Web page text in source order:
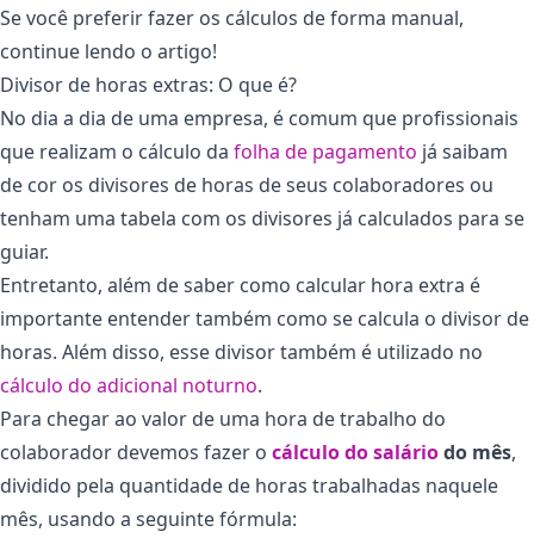
Se você preferir fazer os cálculos de forma manual,
continue lendo o artigo!
Divisor de horas extras: O que é?
No dia a dia de uma empresa, é comum que profissionais
que realizam o cálculo da folha de pagamento já saibam
de cor os divisores de horas de seus colaboradores ou
tenham uma tabela com os divisores já calculados para se
guiar.
Entretanto, além de saber como calcular hora extra é
importante entender também como se calcula o divisor de
horas. Além disso, esse divisor também é utilizado no
cálculo do adicional noturno.
Para chegar ao valor de uma hora de trabalho do
colaborador devemos fazer o cálculo do saláriodo mês,
dividido pela quantidade de horas trabalhadas naquele
mês, usando a seguinte fórmula: